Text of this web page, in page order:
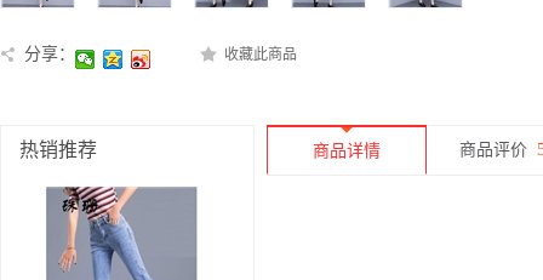
分享： 收藏此商品
热销推荐 商品详情 商品评价